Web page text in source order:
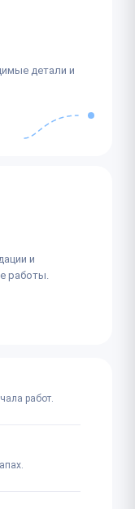
детали и
и
работы.
работ.